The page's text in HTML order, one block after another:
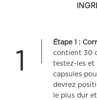
1
Étape 1 :
contient 30
testez-les et
capsules
devrez
le plus dur